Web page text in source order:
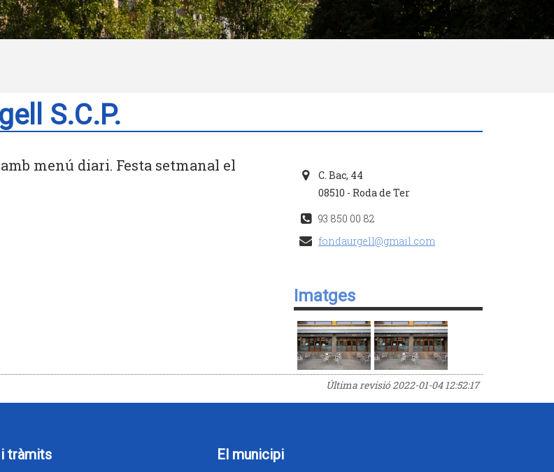
S.C.P.
menú diari. Festa setmanal el
C. Bac, 44
08510 - Roda de Ter
93 850 00 82
fondaurgell@gmail.com
Imatges
Última revisió2022-01-04 12:52:17
tràmits El municipi